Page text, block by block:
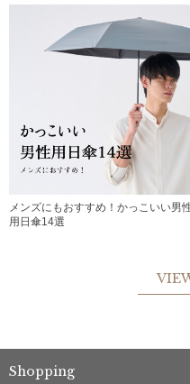
メンズにもおすすめ！かっこいい男
用日傘14選
Shopping